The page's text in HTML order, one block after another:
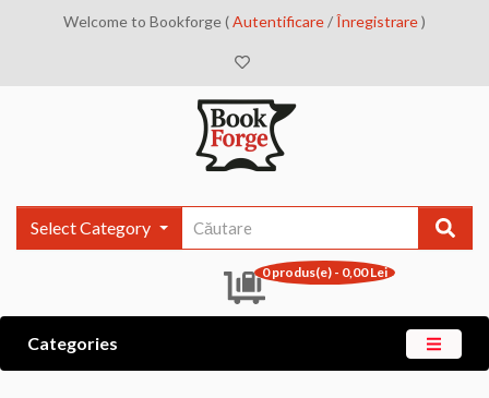
Welcome to Bookforge (Autentificare/Înregistrare)
Select Category
0 produs(e) - 0,00 Lei
Categories